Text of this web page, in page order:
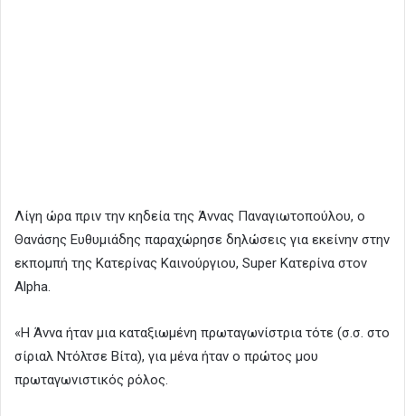
Λίγη ώρα πριν την κηδεία της Άννας Παναγιωτοπούλου, ο
Θανάσης Ευθυμιάδης παραχώρησε δηλώσεις για εκείνην στην
εκπομπή της Κατερίνας Καινούργιου, Super Κατερίνα στον
Alpha.
«Η Άννα ήταν μια καταξιωμένη πρωταγωνίστρια τότε (σ.σ. στο
σίριαλ Ντόλτσε Βίτα), για μένα ήταν ο πρώτος μου
πρωταγωνιστικός ρόλος.